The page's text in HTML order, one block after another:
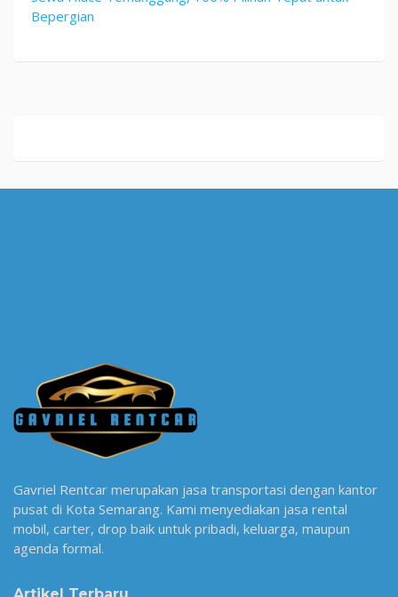
Bepergian
Gavriel Rentcar merupakan jasa transportasi dengan kantor
pusat di Kota Semarang. Kami menyediakan jasa rental
mobil, carter, drop baik untuk pribadi, keluarga, maupun
agenda formal.